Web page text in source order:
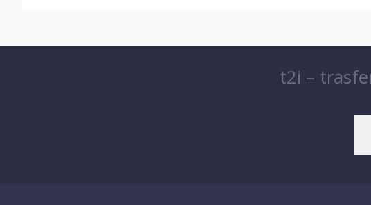
t2i –